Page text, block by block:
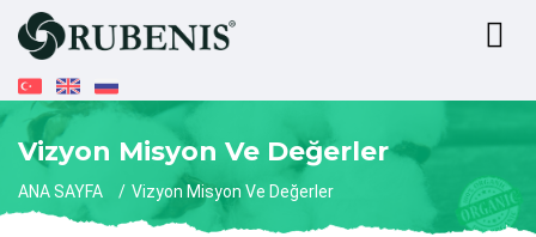
Vizyon Misyon Ve Değerler
ANA SAYFA Vizyon Misyon Ve Değerler